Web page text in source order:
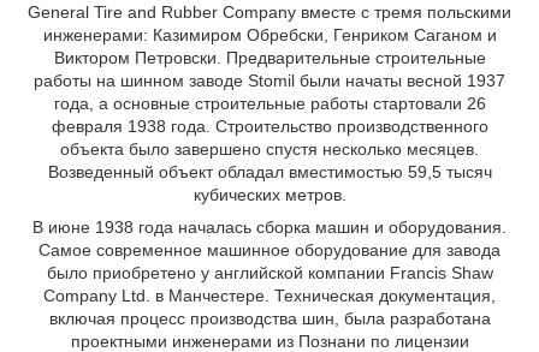
General Tire and Rubber Company вместе с тремя польскими
инженерами: Казимиром Обребски, Генриком Саганом и
Виктором Петровски. Предварительные строительные
работы на шинном заводе Stomil были начаты весной 1937
года, а основные строительные работы стартовали 26
февраля 1938 года. Строительство производственного
объекта было завершено спустя несколько месяцев.
Возведенный объект обладал вместимостью 59,5 тысяч
кубических метров.
В июне 1938 года началась сборка машин и оборудования.
Самое современное машинное оборудование для завода
было приобретено у английской компании Francis Shaw
Company Ltd. в Манчестере. Техническая документация,
включая процесс производства шин, была разработана
проектными инженерами из Познани по лицензии